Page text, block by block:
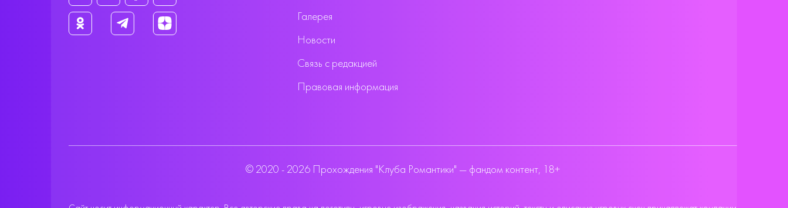
Галерея
Новости
Связь с редакцией
Правовая информация
© 2020 - 2026 Прохождения "Клуба Романтики" — фандом контент, 18+